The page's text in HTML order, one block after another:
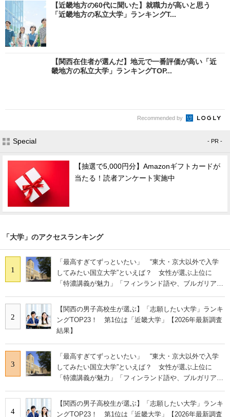
【近畿地方の60代に聞いた】就職力が高いと思う
「近畿地方の私立大学」ランキングT...
【関西在住者が選んだ】地元で一番評価が高い「近
畿地方の私立大学」ランキングTOP...
Recommended by
Special - PR -
【抽選で5,000円分】Amazonギフトカードが
当たる！読者アンケート実施中
「大学」のアクセスランキング
1
「最高すぎてずっといたい」 “東大・京大以外で入学
してみたい国立大学”といえば？ 女性が選ぶ上位に
「特濃講義が魅力」「フィンランド語や、ブルガリア語
2
【関西の男子高校生が選ぶ】「志願したい大学」ランキ
ングTOP23！ 第1位は「近畿大学」【2026年最新調査
結果】
3
「最高すぎてずっといたい」 “東大・京大以外で入学
してみたい国立大学”といえば？ 女性が選ぶ上位に
「特濃講義が魅力」「フィンランド語や、ブルガリア語
4
【関西の男子高校生が選ぶ】「志願したい大学」ランキ
ングTOP23！ 第1位は「近畿大学」【2026年最新調査